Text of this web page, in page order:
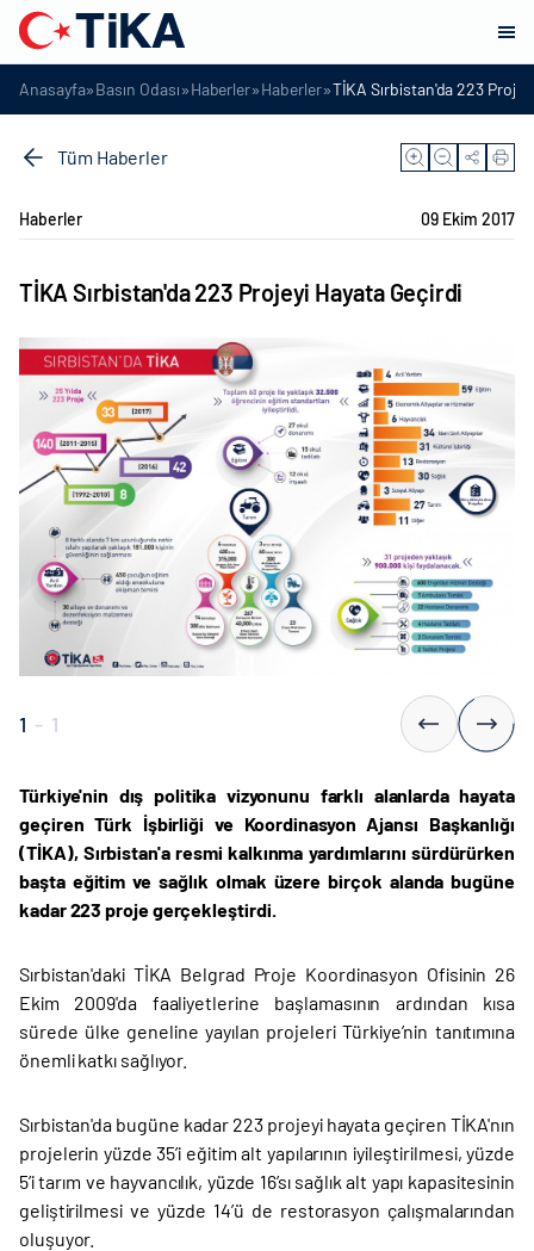
Anasayfa»Basın Odası»Haberler»Haberler»TİKA Sırbistan'da 223
Tüm Haberler
Haberler 09 Ekim 2017
TİKA Sırbistan'da 223 Projeyi Hayata Geçirdi
1 - 1
Türkiye'nin dış politika vizyonunu farklı alanlarda hayata
geçiren Türk İşbirliği ve Koordinasyon Ajansı Başkanlığı
(TİKA), Sırbistan'a resmi kalkınma yardımlarını sürdürürken
başta eğitim ve sağlık olmak üzere birçok alanda bugüne
kadar 223 proje gerçekleştirdi.
Sırbistan'daki TİKA Belgrad Proje Koordinasyon Ofisinin 26
Ekim 2009'da faaliyetlerine başlamasının ardından kısa
sürede ülke geneline yayılan projeleri Türkiye’nin tanıtımına
önemli katkı sağlıyor.
Sırbistan'da bugüne kadar 223 projeyi hayata geçiren TİKA'nın
projelerin yüzde 35’i eğitim alt yapılarının iyileştirilmesi, yüzde
5’i tarım ve hayvancılık, yüzde 16’sı sağlık alt yapı kapasitesinin
geliştirilmesi ve yüzde 14’ü de restorasyon çalışmalarından
oluşuyor.